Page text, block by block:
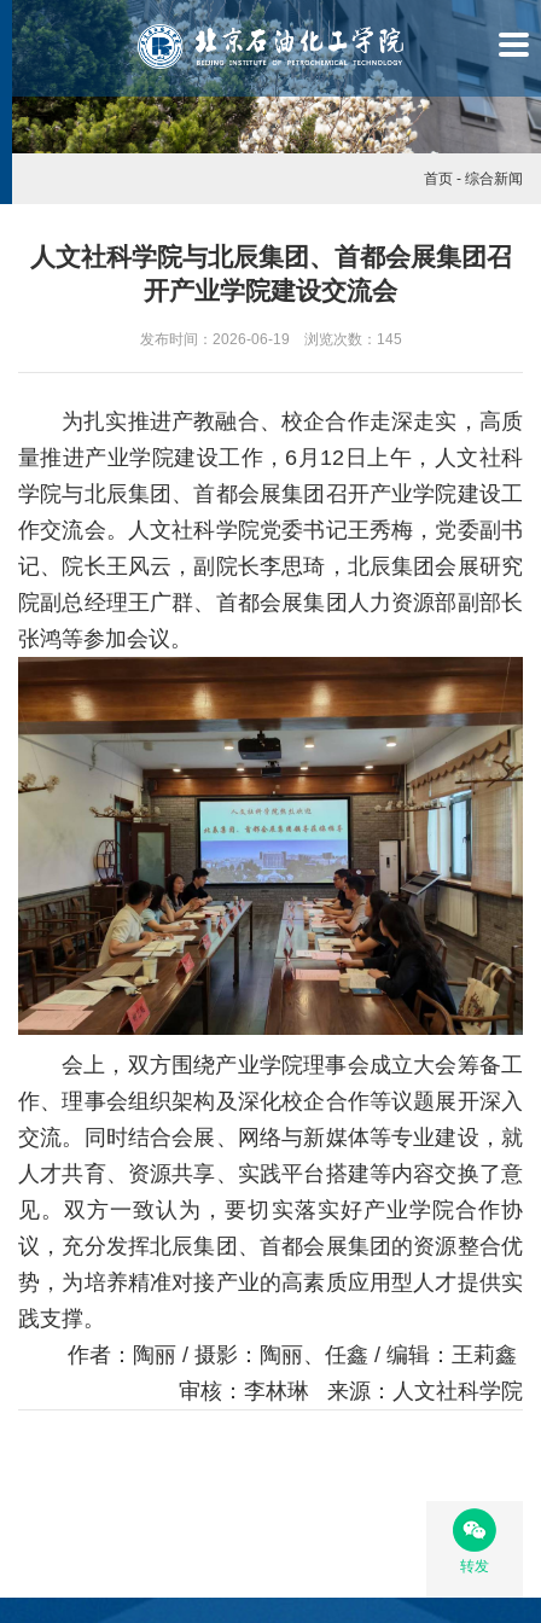
学
概
况
院
部
设
招
生
就
业
育
教
师
资
首页 - 综合新闻
人文社科学院与北辰集团、首都会展集团召
开产业学院建设交流会
发布时间：2026-06-19 浏览次数： 145
为扎实推进产教融合、校企合作走深走实，高质
量推进产业学院建设工作，6月12日上午，人文社科
学院与北辰集团、首都会展集团召开产业学院建设工
作交流会。人文社科学院党委书记王秀梅，党委副书
记、院长王风云，副院长李思琦，北辰集团会展研究
院副总经理王广群、首都会展集团人力资源部副部长
张鸿等参加会议。
会上， 双方围绕产业学院理事会成立大会筹备工
作、理事会组织架构及深化校企合作等议题展开深入
交流。同时结合会展、网络与新媒体等专业建设，就
人才共育、资源共享、实践平台搭建等内容交换了意
见。双方一致认为，要切实落实好产业学院合作协
议，充分发挥北辰集团、首都会展集团的资源整合优
势，为培养精准对接产业的高素质应用型人才提供实
践支撑。
作者：陶丽 / 摄影：陶丽、任鑫 / 编辑：王莉鑫
审核：李林琳 来源：人文社科学院
转发